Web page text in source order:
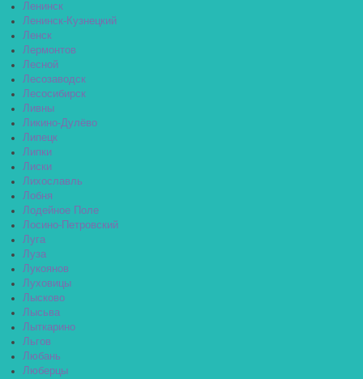
Ленинск
Ленинск-Кузнецкий
Ленск
Лермонтов
Лесной
Лесозаводск
Лесосибирск
Ливны
Ликино-Дулёво
Липецк
Липки
Лиски
Лихославль
Лобня
Лодейное Поле
Лосино-Петровский
Луга
Луза
Лукоянов
Луховицы
Лысково
Лысьва
Лыткарино
Льгов
Любань
Люберцы